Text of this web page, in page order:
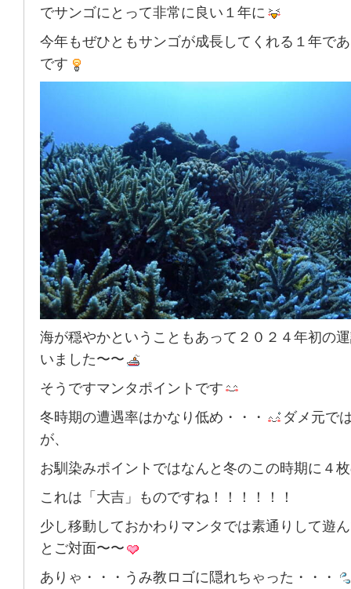
でサンゴにとって非常に良い１年に
今年もぜひともサンゴが成長してくれる１年で
です
海が穏やかということもあって２０２４年初の
いました〜〜
そうですマンタポイントです
冬時期の遭遇率はかなり低め・・・
ダメ元で
が、
お馴染みポイントではなんと冬のこの時期に４
これは「大吉」ものですね！！！！！！
少し移動しておかわりマンタでは素通りして遊
とご対面〜〜
ありゃ・・・うみ教ロゴに隠れちゃった・・・